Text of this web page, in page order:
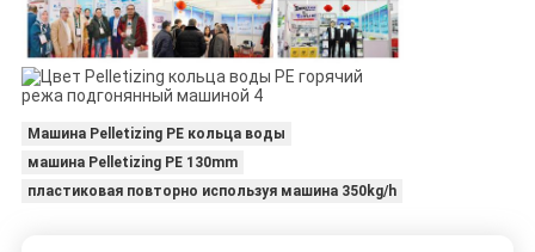
Машина Pelletizing PE кольца воды
машина Pelletizing PE 130mm
пластиковая повторно используя машина 350kg/h